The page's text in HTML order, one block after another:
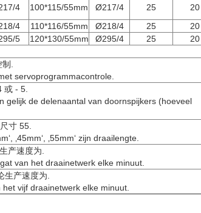
4 100*115/55mm Ø217/4 25
20
4 110*116/55mm Ø218/4 25
20
5 120*130/55mm Ø295/4 25
20
.
servoprogrammacontrole.
或 - 5.
gelijk de delenaantal van doornspijkers (hoeveel
寸 55.
‚45mm‘, ‚55mm‘ zijn draailengte.
产速度为.
van het draainetwerk elke minuut.
产速度为.
vijf draainetwerk elke minuut.